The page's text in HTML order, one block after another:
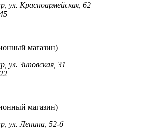
ул. Красноармейская, 62
магазин)
ул. Зиповская, 31
магазин)
ул. Ленина, 52-б